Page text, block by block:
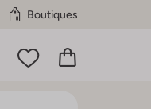
Boutiques